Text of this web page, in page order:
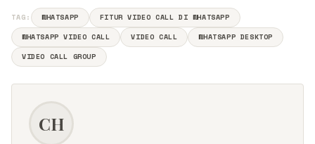
TAG: WHATSAPP
FITUR VIDEO CALL DI WHATSAPP
WHATSAPP VIDEO CALL
VIDEO CALL
WHATSAPP DESKTOP
VIDEO CALL GROUP
CH